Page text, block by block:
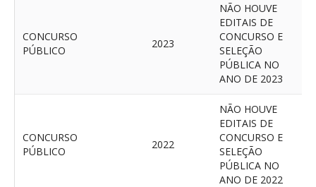
CONCURSO
PÚBLICO
2023
NÃO HOUVE
EDITAIS DE
CONCURSO E
SELEÇÃO
PÚBLICA NO
ANO DE 2023
CONCURSO
PÚBLICO
2022
NÃO HOUVE
EDITAIS DE
CONCURSO E
SELEÇÃO
PÚBLICA NO
ANO DE 2022